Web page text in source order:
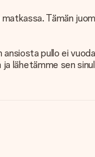
Tämän
pullo ei
sen